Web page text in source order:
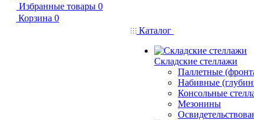
Избранные товары 0
Корзина 0
Каталог
Складские стеллажи
Паллетные
Набивные
Консольные
Мезонины